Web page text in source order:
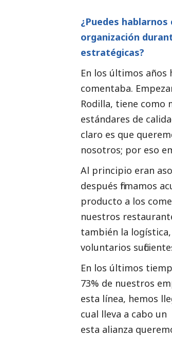
¿Puedes
organización
estratégicas?
En los últimos años
comentaba.
Rodilla, tiene como
estándares de
claro es que
nosotros; por eso
Al principio eran
después firmamos
producto a los
nuestros
también la
voluntarios
En los últimos
73% de nuestros
esta línea, hemos
cual lleva a cabo
esta alianza